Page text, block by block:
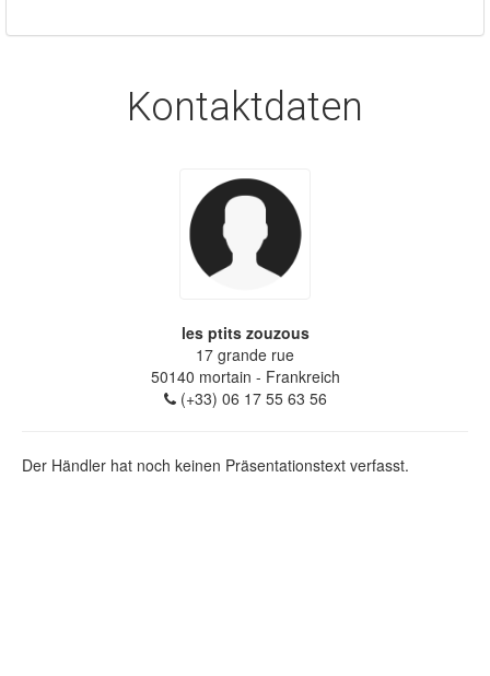
Kontaktdaten
les ptits zouzous
17 grande rue
50140 mortain - Frankreich
(+33) 06 17 55 63 56
Der Händler hat noch keinen Präsentationstext verfasst.